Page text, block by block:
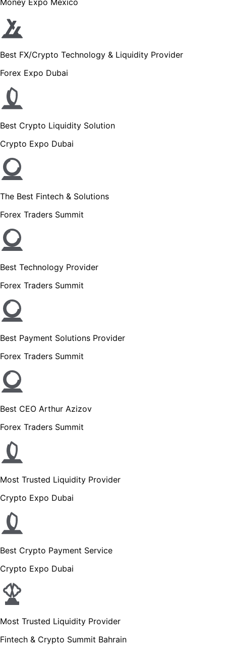
Best FX/Crypto Technology & Liquidity Provider
Forex Expo Dubai
Best Crypto Liquidity Solution
Crypto Expo Dubai
The Best Fintech & Solutions
Forex Traders Summit
Best Technology Provider
Forex Traders Summit
Best Payment Solutions Provider
Forex Traders Summit
Best CEO Arthur Azizov
Forex Traders Summit
Most Trusted Liquidity Provider
Crypto Expo Dubai
Best Crypto Payment Service
Crypto Expo Dubai
Most Trusted Liquidity Provider
Fintech & Crypto Summit Bahrain